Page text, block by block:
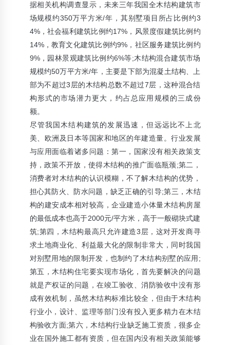
据相关机构调查显示，未来三年我国全木结构建筑市
场规模约350万平方米/年，其别墅项目所占比例约3
4%，社会福利建筑比例约17%，风景度假建筑比例约
14%，教育文化建筑比例约9%，社区服务建筑比例约
9%，园林景观建筑比例约6%等;木结构混合建筑市场
规模约50万平方米/年，主要是下部为混凝土结构、上
部为不超过3层的木结构总数不超过7层，这种混合结
构形式的市场潜力更大，约占总应用规模的三成份
额。
尽管我国木结构建筑的发展迅速，但远远比不上北
美、欧洲及日本等国家和地区的年建造量。行业发展
与应用面临着诸多问题：第一，国家没有相关政策支
持，政策不开放，使得木结构的推广面临瓶颈;第二，
消费者对木结构的认识模糊，不了解木结构的优势，
担心其防火、防水问题，缺乏正确的引导;第三，木结
构的建安成本相对较高，企业建造小体量木结构房屋
的最低成本也高于2000元/平方米，高于一般砌块式建
筑;第四，木结构最高只允许建造3层，这对开发商寻
求土地商业化、利益最大化的限制非常大，同时我国
对别墅用地的限制开发，也制约了木结构别墅的应用;
第五，木结构住宅要实现市场化，首先要解决的问题
就是产权证的问题，在竣工验收、消防验收中没有形
成有效机制，虽然木结构标准比较全，但由于木结构
行业小，设计、监理等部门没有投入更多精力在木结
构验收方面;第六，木结构行业缺乏施工资质，很多企
业在国外施工都有资质，但在国内没有相关政策能够